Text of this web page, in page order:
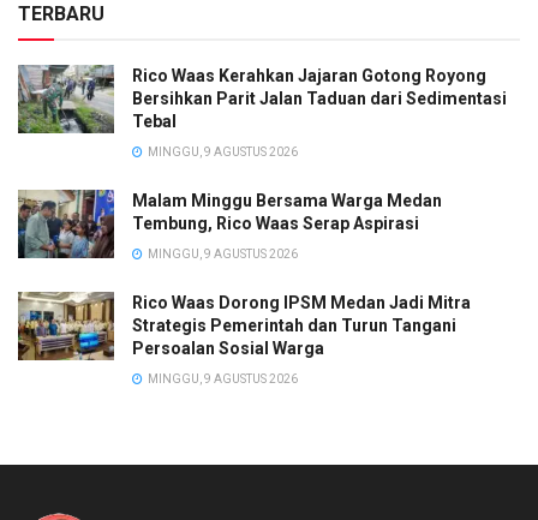
TERBARU
Rico Waas Kerahkan Jajaran Gotong Royong
Bersihkan Parit Jalan Taduan dari Sedimentasi
Tebal
MINGGU, 9 AGUSTUS 2026
Malam Minggu Bersama Warga Medan
Tembung, Rico Waas Serap Aspirasi
MINGGU, 9 AGUSTUS 2026
Rico Waas Dorong IPSM Medan Jadi Mitra
Strategis Pemerintah dan Turun Tangani
Persoalan Sosial Warga
MINGGU, 9 AGUSTUS 2026